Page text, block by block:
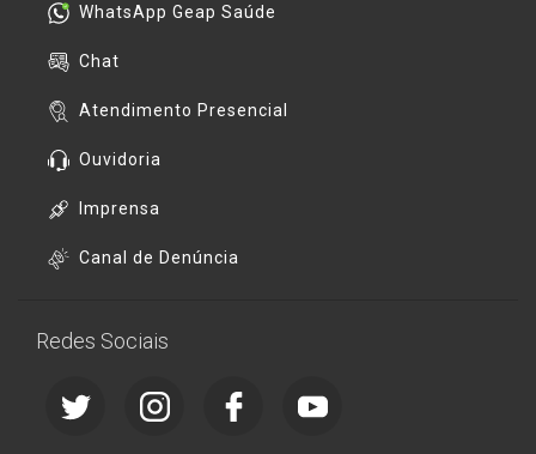
WhatsApp Geap Saúde
Chat
Atendimento Presencial
Ouvidoria
Imprensa
Canal de Denúncia
Redes Sociais